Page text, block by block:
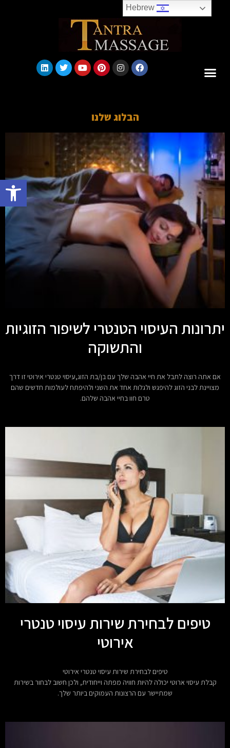
הבלוג שלנו
יתרונות העיסוי הטנטרי לשיפור הזוגיות
והתשוקה
אם אתה רוצה לתבל את חיי אהבה שלך עם בן/בת הזוג,עיסוי טנטרי אירוטי זו דרך
מצויינת לבני הזוג להיפגש ולגלות אחד את השני ולהיפתח לעולמות חדשים שהם
טרם חוו בחיי אהבה שלהם.
טיפים לבחירת שירות עיסוי טנטרי
אירוטי
טיפים לבחירת שירות עיסוי טנטרי אירוטי
קבלת עיסוי ארוטי יכולה להיות חוויה מפתה וייחודית, ולכן חשוב לבחור בשירות
שמתיישר עם הרצונות העמוקים ביותר שלך.
Hebrew